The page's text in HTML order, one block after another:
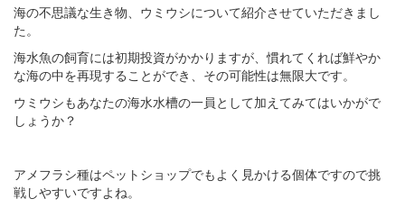
海の不思議な生き物、ウミウシについて紹介させていただきまし
た。
海水魚の飼育には初期投資がかかりますが、慣れてくれば鮮やか
な海の中を再現することができ、その可能性は無限大です。
ウミウシもあなたの海水水槽の一員として加えてみてはいかがで
しょうか？
アメフラシ種はペットショップでもよく見かける個体ですので挑
戦しやすいですよね。